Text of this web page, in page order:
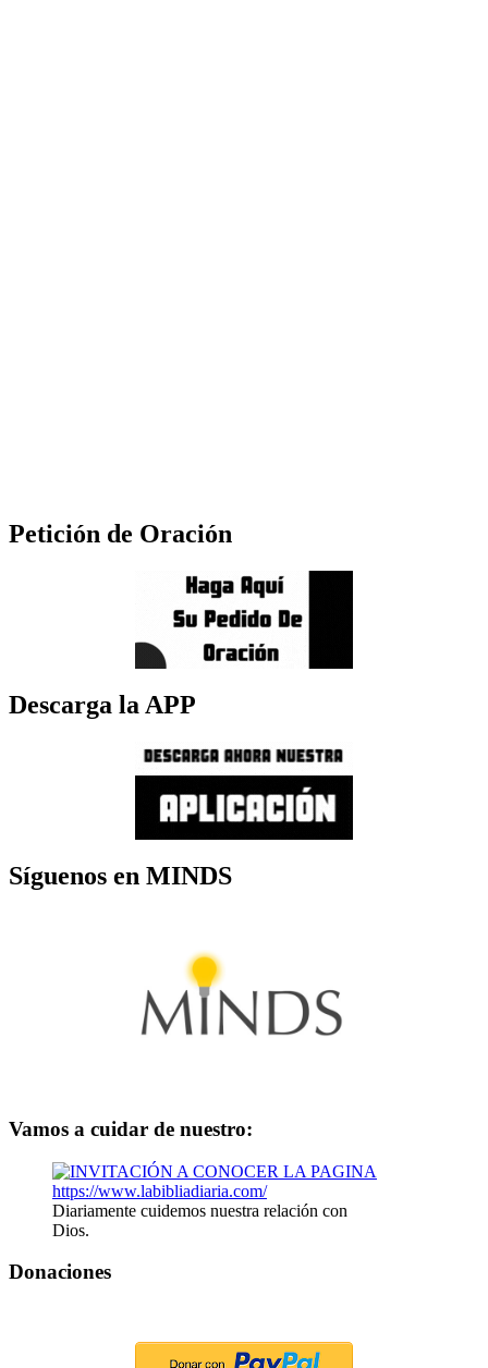
Petición de Oración
Descarga la APP
Síguenos en MINDS
Vamos a cuidar de nuestro:
Diariamente cuidemos nuestra relación con
Dios.
Donaciones